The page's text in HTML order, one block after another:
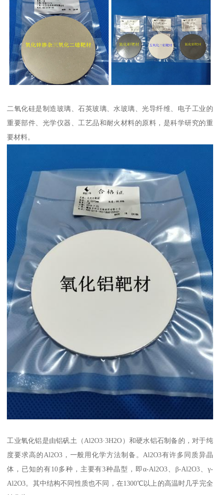
二氧化硅是制造玻璃、石英玻璃、水玻璃、光导纤维、电子工业的
重要部件、光学仪器、工艺品和耐火材料的原料，是科学研究的重
要材料。
工业氧化铝是由铝矾土（Al2O3·3H2O）和硬水铝石制备的，对于纯
度要求高的Al2O3，一般用化学方法制备。Al2O3有许多同质异晶
体，已知的有10多种，主要有3种晶型，即α-Al2O3、β-Al2O3、γ-
Al2O3。其中结构不同性质也不同，在1300℃以上的高温时几乎完全